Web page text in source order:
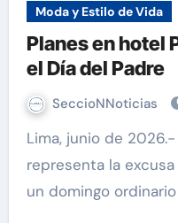
Moda y Estilo de Vida
Planes en hotel
el Día del Padre
SeccioNNoticias
Lima, junio de 2026.- El Día del Padre
representa la
un domingo